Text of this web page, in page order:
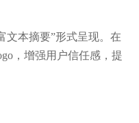
文本摘要”形式呈现。在
，增强用户信任感，提